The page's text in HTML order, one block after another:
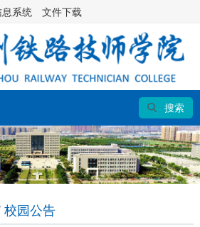
息系统 文件下载
搜索
校园公告